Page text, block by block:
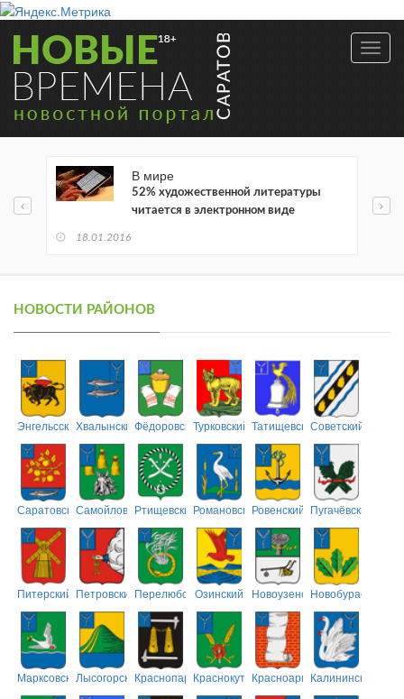
В мире
52% художественной литературы
читается в электронном виде
18.01.2016
НОВОСТИ РАЙОНОВ
ЭнгельсскийХвалынскийФёдоровскийТурковский ТатищевскийСоветский
СаратовскийСамойловскийРтищевскийРомановскийРовенский Пугачёвский
Питерский ПетровскийПерелюбскийОзинский НовоузенскийНовобурасский
МарксовскийЛысогорскийКраснопартизанский
КраснокутскийКрасноармейский
Калининский